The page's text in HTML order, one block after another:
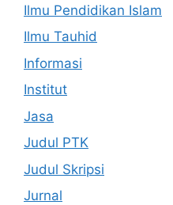
Ilmu Pendidikan Islam
Ilmu Tauhid
Informasi
Institut
Jasa
Judul PTK
Judul Skripsi
Jurnal